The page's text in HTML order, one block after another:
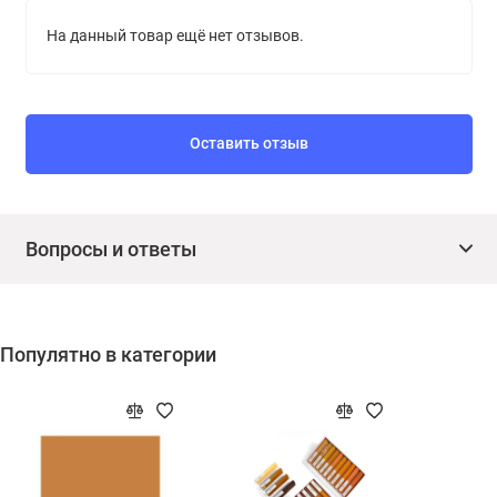
При понижении температуры и повышении влажности
покрытия, Глянцевые поверхности (старая масляная краска
отшлифовать.
Перед нанесением краски поверхность, особенно
впитывающую и мелящую (штукатурка, гипс, гипсокартон,
На данный товар ещё нет отзывов.
Оставить отзыв
Вопросы и ответы
Популятно в категории